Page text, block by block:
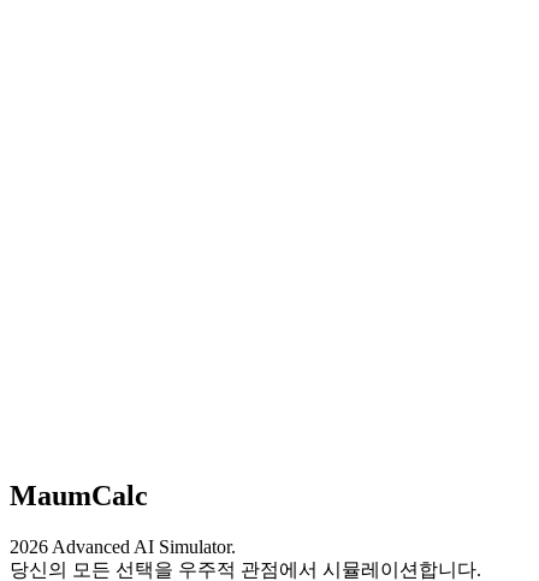
MaumCalc
2026 Advanced AI Simulator.
당신의 모든 선택을 우주적 관점에서 시뮬레이션합니다.